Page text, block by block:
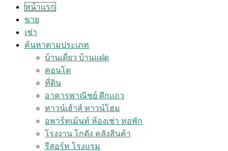
หน้าแรก
ขาย
เช่า
ค้นหาตามประเภท
บ้านเดี่ยว บ้านแฝด
คอนโด
ที่ดิน
อาคารพาณิชย์ ตึกแถว
ทาวน์เฮ้าส์ ทาวน์โฮม
อพาร์ทเม้นท์ ห้องเช่า หอพัก
โรงงาน โกดัง คลังสินค้า
รีสอร์ท โรงแรม